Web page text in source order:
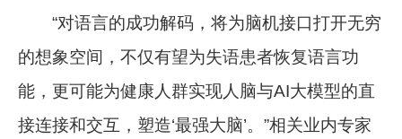
“对语言的成功解码，将为脑机接口打开无穷
的想象空间，不仅有望为失语患者恢复语言功
能，更可能为健康人群实现人脑与AI大模型的直
接连接和交互，塑造‘最强大脑’。”相关业内专家